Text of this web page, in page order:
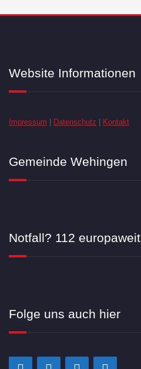
Website Informationen
Impressum Datenschutz Kontakt
Gemeinde Wehingen
Notfall? 112 europaweit
Folge uns auch hier